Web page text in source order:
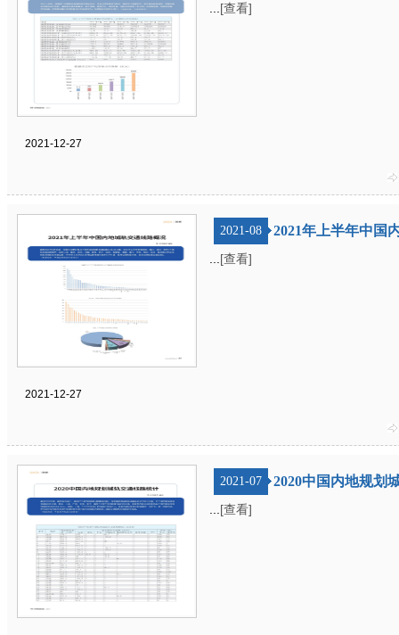
[查看]
2021-12-27
2021-08 2021年上半年中国
[查看]
2021-12-27
2021-07 2020中国内地规划
[查看]